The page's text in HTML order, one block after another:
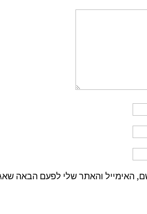
האימייל והאתר שלי לפעם הבאה